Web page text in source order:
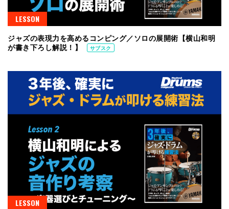
LESSON
ジャズの表現力を高めるコンピング／ソロの展開術【横山和明
が書き下ろし解説！】
サブスク
LESSON